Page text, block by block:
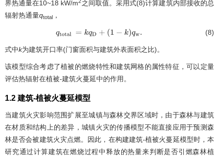
界热通量在10~18 kW/m 之间取值。采用式(8)计算建筑内部接收的总
辐射热通量qtotal ，
qtotal =k qD+( 1− k)q w. (8)
式中k为建筑开口率(门窗面积与建筑外表面积之比)。
该模型综合考虑了植被的燃烧特性和建筑网格的属性特征，可以定量
评估热辐射在植被-建筑火蔓延中的作用。
1.2 建筑-植被火蔓延模型
当建筑火灾影响范围扩展至城镇与森林交界区域时，由于森林与建筑
在材质和结构上的差异，城镇火灾的传播模型不能直接应用于预测森
林是否会被建筑火灾点燃。因此，在构建建筑-植被火蔓延模型时，本
研究通过计算建筑在燃烧过程中释放的热量来判断是否引燃森林植